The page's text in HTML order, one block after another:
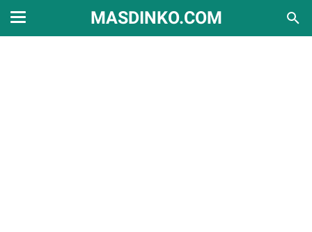
MASDINKO.COM